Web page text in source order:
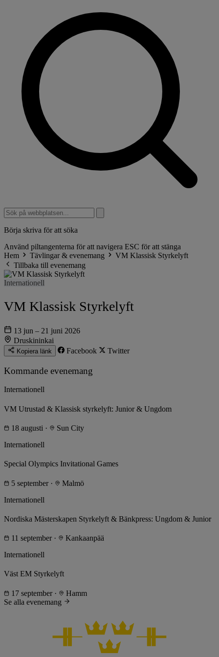
Börja skriva för att söka
Använd piltangenterna för att navigera ESC för att stänga
Hem
Tävlingar & evenemang
VM Klassisk Styrkelyft
Tillbaka till evenemang
Internationell
VM Klassisk Styrkelyft
13 jun – 21 juni 2026
Druskininkai
Kopiera länk Facebook Twitter
Kommande evenemang
Internationell
VM Utrustad & Klassisk styrkelyft: Junior & Ungdom
18 augusti ·
Sun City
Internationell
Special Olympics Invitational Games
5 september ·
Malmö
Internationell
Nordiska Mästerskapen Styrkelyft & Bänkpress: Ungdom & Junior
11 september ·
Kankaanpää
Internationell
Väst EM Styrkelyft
17 september ·
Hamm
Se alla evenemang